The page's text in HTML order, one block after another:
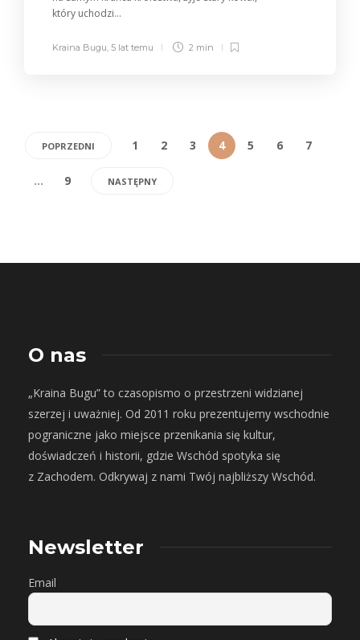
który uchodzi...
Kraina Bugu, 5 lat temu 2 min
POPRZEDNI 1 2 3 4 5 6 7
… 9 NASTĘPNY
O nas
„Kraina Bugu” to czasopismo o przestrzeni widzianej
szerzej i uważniej. Od 2011 roku prezentujemy wschodnie
pograniczne jako miejsce przenikania się kultur,
doświadczeń i historii, gdzie Wschód spotyka się
z Zachodem. Odkrywaj z nami Twój najbliższy Wschód.
Newsletter
Email